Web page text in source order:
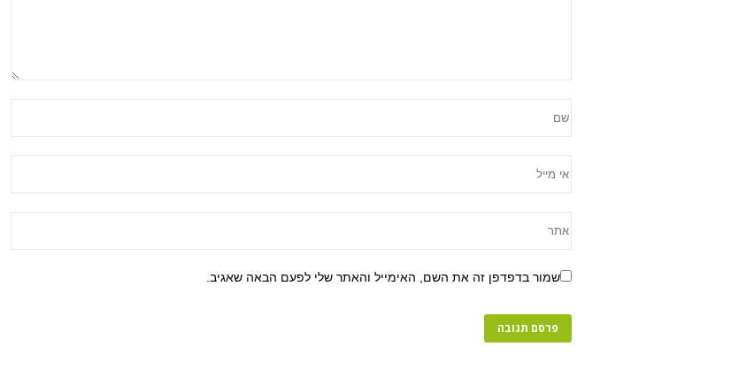
שמור בדפדפן זה את השם, האימייל והאתר שלי לפעם הבאה שאגיב.